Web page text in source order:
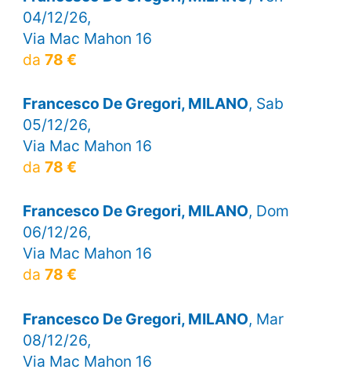
04/12/26,
Via Mac Mahon 16
da 78 €
Francesco De Gregori, MILANO, Sab
05/12/26,
Via Mac Mahon 16
da 78 €
Francesco De Gregori, MILANO, Dom
06/12/26,
Via Mac Mahon 16
da 78 €
Francesco De Gregori, MILANO, Mar
08/12/26,
Via Mac Mahon 16